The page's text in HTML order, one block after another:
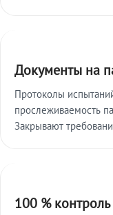
Документы на
Протоколы
прослеживаемость
Закрывают
100 %